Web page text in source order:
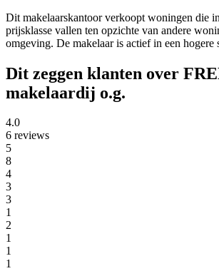
Dit makelaarskantoor verkoopt woningen die
prijsklasse vallen ten opzichte van andere
omgeving. De makelaar is actief in een hogere
Dit zeggen klanten over
makelaardij o.g.
4.0
6 reviews
5
8
4
3
3
1
2
1
1
1